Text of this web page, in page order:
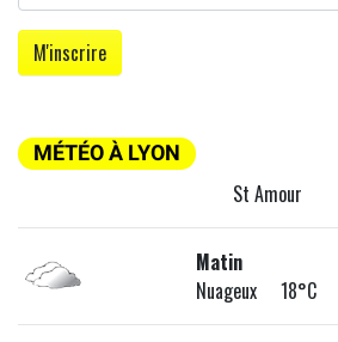
MÉTÉO À LYON
St Amour
Matin
Nuageux 18°C